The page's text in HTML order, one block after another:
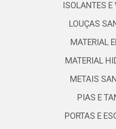
ISOLANTES E
LOUÇAS
MATERIAL
MATERIAL
METAIS
PIAS E
PORTAS E